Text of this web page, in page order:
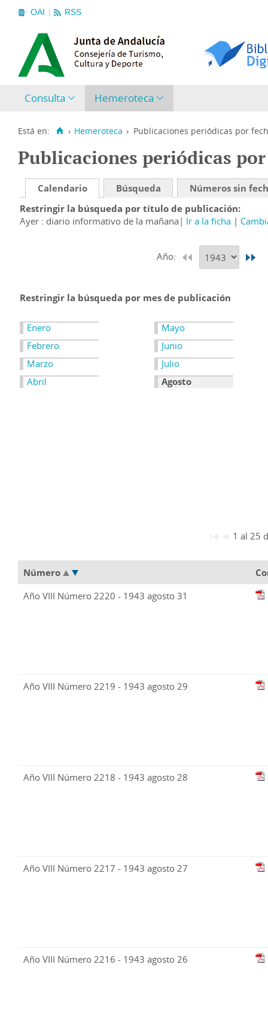
OAI RSS
Consulta Hemeroteca
Está en: › Hemeroteca › Publicaciones periódicas por
Publicaciones periódicas
Calendario Búsqueda
Números sin
Restringir la búsqueda por título de publicación
Ayer : diario informativo de la mañana
Ir a la ficha
Año:
Restringir la búsqueda por mes de publicación
Enero
Febrero
Marzo
Abril
Mayo
Junio
Julio
Agosto
1 al 25
Número
Año VIII Número 2220 - 1943 agosto 31
Año VIII Número 2219 - 1943 agosto 29
Año VIII Número 2218 - 1943 agosto 28
Año VIII Número 2217 - 1943 agosto 27
Año VIII Número 2216 - 1943 agosto 26